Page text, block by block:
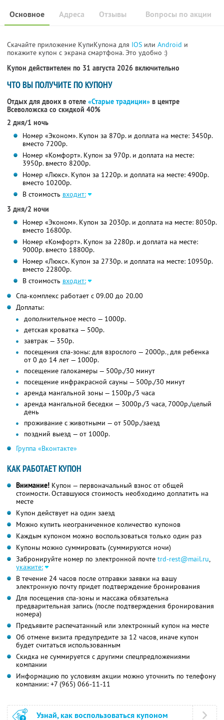
Основное Отзывы Вопросы по акции
Адреса
Скачайте приложение КупиКупона для IOS или Android и
покажите купон с экрана смартфона. Это удобно :)
Купон действителен по 31 августа 2026 включительно
ЧТО ВЫ ПОЛУЧИТЕ ПО КУПОНУ
Отдых для двоих в отеле «Старые традиции» в центре
Всеволожска со скидкой 40%
2 дня/1 ночь
Номер «Эконом». Купон за 870р. и доплата на месте: 3450р.
вместо 7200р.
Номер «Комфорт». Купон за 970р. и доплата на месте:
3950р. вместо 8200р.
Номер «Люкс». Купон за 1220р. и доплата на месте: 4900р.
вместо 10200р.
В стоимость входит:
3 дня/2 ночи
Номер «Эконом». Купон за 2030р. и доплата на месте: 8050р.
вместо 16800р.
Номер «Комфорт». Купон за 2280р. и доплата на месте:
9000р. вместо 18800р.
Номер «Люкс». Купон за 2730р. и доплата на месте: 10950р.
вместо 22800р.
В стоимость входит:
Спа-комплекс работает с 09.00 до 20.00
Доплаты:
дополнительное место — 1000р.
детская кроватка — 500р.
завтрак — 350р.
посещения спа-зоны: для взрослого — 2000р., для ребенка
от 0 до 14 лет — 1000р.
посещение галокамеры — 500р./30 минут
посещение инфракрасной сауны — 500р./30 минут
аренда мангальной зоны — 1500р./3 часа
аренда мангальной беседки — 3000р./3 часа, 7000р./целый
день
проживание с животными — от 500р./заезд
поздний выезд — от 1000р.
Группа «Вконтакте»
КАК РАБОТАЕТ КУПОН
Внимание! Купон — первоначальный взнос от общей
стоимости. Оставшуюся стоимость необходимо доплатить на
месте
Купон действует на один заезд
Можно купить неограниченное количество купонов
Каждым купоном можно воспользоваться только один раз
Купоны можно суммировать (суммируются ночи)
Забронируйте номер по электронной почте trd-rest@mail.ru,
укажите:
В течение 24 часов после отправки заявки на вашу
электронную почту придет подтверждение бронирования
Для посещения спа-зоны и массажа обязательна
предварительная запись (после подтверждения бронирования
номера)
Предъявите распечатанный или электронный купон на месте
Об отмене визита предупредите за 12 часов, иначе купон
будет считаться использованным
Скидка не суммируется с другими спецпредложениями
компании
Информацию по условиям акции можно уточнить по телефону
компании: +7 (965) 066-11-11
Узнай, как воспользоваться купоном